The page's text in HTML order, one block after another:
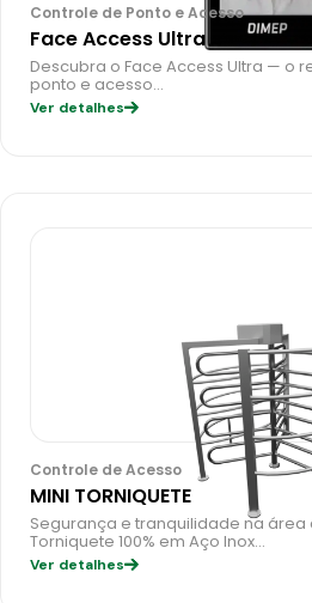
Controle de Ponto e Acesso
Face Access Ultra
Descubra o Face Access Ultra — o
ponto e acesso…
Ver detalhes
Controle de Acesso
MINI TORNIQUETE
Segurança e tranquilidade na área
Torniquete 100% em Aço Inox…
Ver detalhes